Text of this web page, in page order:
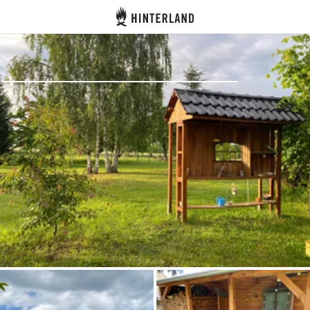
Hinterland
Iniciar sesión
Registrarse
Conviértete en anfitrión
Parcelas
Alojamientos
Rutas